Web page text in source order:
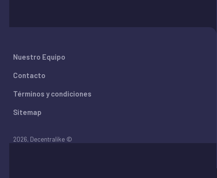
Nuestro Equipo
Contacto
Términos y condiciones
Sitemap
2026, Decentralike ©